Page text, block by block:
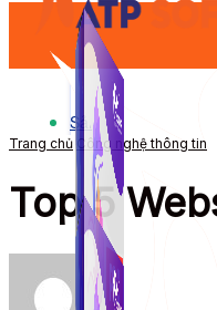
Sản Phẩm
Trang chủ Công nghệ thông tin
Top 5